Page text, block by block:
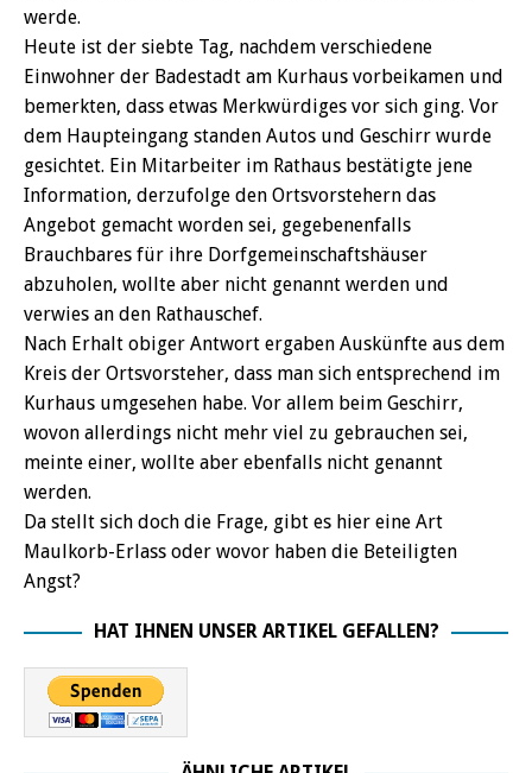
werde.
Heute ist der siebte Tag, nachdem verschiedene
Einwohner der Badestadt am Kurhaus vorbeikamen und
bemerkten, dass etwas Merkwürdiges vor sich ging. Vor
dem Haupteingang standen Autos und Geschirr wurde
gesichtet. Ein Mitarbeiter im Rathaus bestätigte jene
Information, derzufolge den Ortsvorstehern das
Angebot gemacht worden sei, gegebenenfalls
Brauchbares für ihre Dorfgemeinschaftshäuser
abzuholen, wollte aber nicht genannt werden und
verwies an den Rathauschef.
Nach Erhalt obiger Antwort ergaben Auskünfte aus dem
Kreis der Ortsvorsteher, dass man sich entsprechend im
Kurhaus umgesehen habe. Vor allem beim Geschirr,
wovon allerdings nicht mehr viel zu gebrauchen sei,
meinte einer, wollte aber ebenfalls nicht genannt
werden.
Da stellt sich doch die Frage, gibt es hier eine Art
Maulkorb-Erlass oder wovor haben die Beteiligten
Angst?
HAT IHNEN UNSER ARTIKEL GEFALLEN?